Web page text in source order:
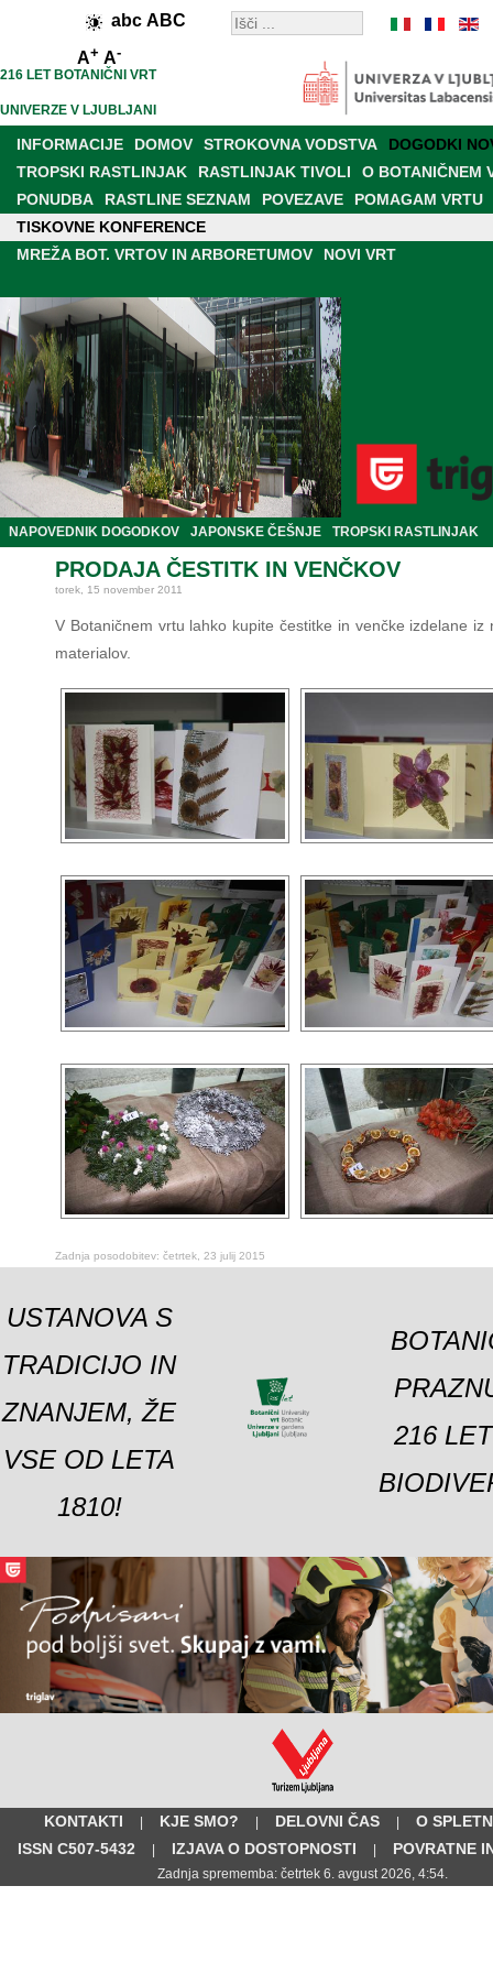
abc ABC
A+ A-
216 LET BOTANIČNI VRT
UNIVERZE V LJUBLJANI
INFORMACIJE DOMOV STROKOVNA VODSTVA DOGODKI
TISKOVNE KONFERENCE
TROPSKI RASTLINJAK RASTLINJAK TIVOLI
O BOTANIČNEM
PONUDBA
RASTLINE SEZNAM POVEZAVE
POMAGAM VRTU
PRODAJALNA
RAZISKAVE IN DELOVANJE
MREŽA BOT. VRTOV IN ARBORETUMOV
NOVI VRT
NAPOVEDNIK DOGODKOV JAPONSKE ČEŠNJE TROPSKI RASTLINJAK
PRODAJA ČESTITK IN VENČKOV
torek, 15 november 2011
V Botaničnem vrtu lahko kupite čestitke in venčke izdelane iz
materialov.
Zadnja posodobitev: četrtek, 23 julij 2015
USTANOVA S
TRADICIJO IN
ZNANJEM, ŽE
VSE OD LETA
1810!
216
KONTAKTI | KJE SMO? | DELOVNI ČAS |
O
ISSN C507-5432
| IZJAVA O DOSTOPNOSTI | POVRATNE
Zadnja sprememba: četrtek 6. avgust 2026, 4:54.